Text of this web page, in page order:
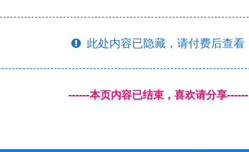
此处内容已隐藏，请付费后查看
------本页内容已结束，喜欢请分享------